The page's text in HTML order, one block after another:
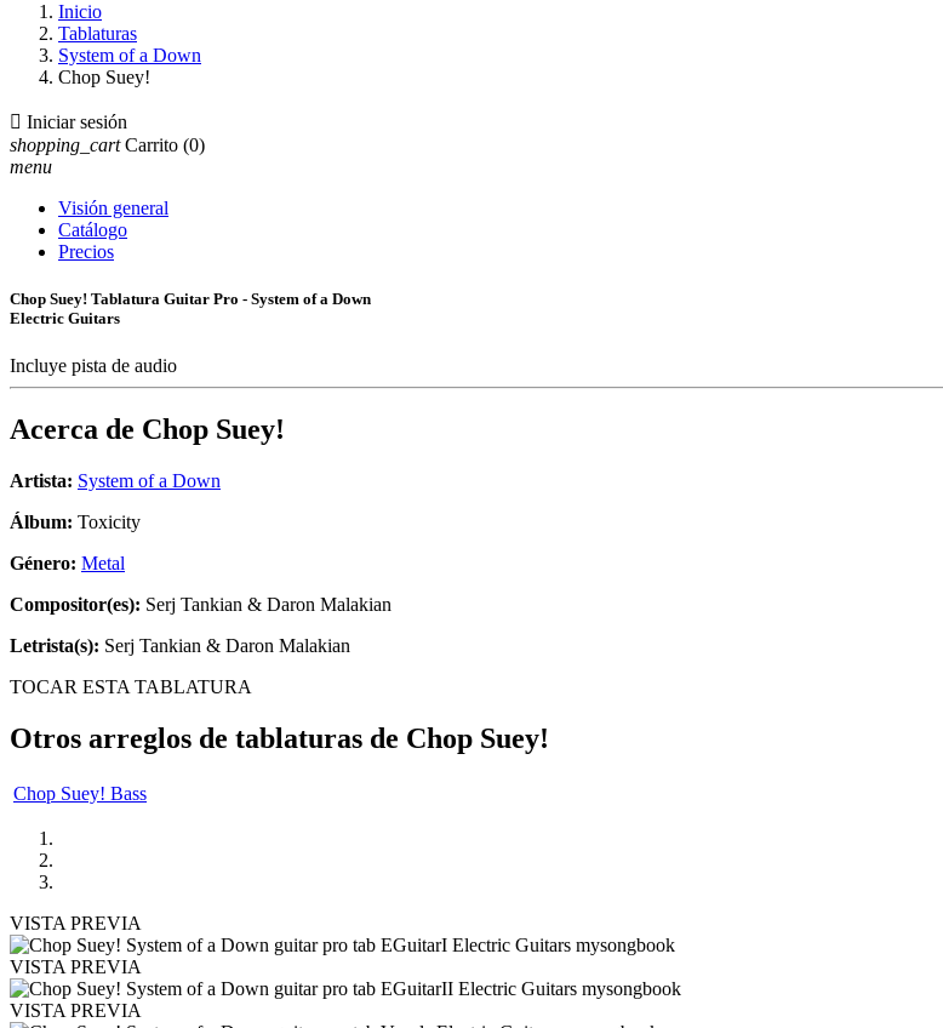
Inicio
Tablaturas
System of a Down
Chop Suey!
 Iniciar sesión
shopping_cart Carrito (0)
menu
Visión general
Catálogo
Precios
Chop Suey! Tablatura Guitar Pro - System of a Down
Electric Guitars
Incluye pista de audio
Acerca de Chop Suey!
Artista: System of a Down
Álbum: Toxicity
Género: Metal
Compositor(es): Serj Tankian & Daron Malakian
Letrista(s): Serj Tankian & Daron Malakian
TOCAR ESTA TABLATURA
Otros arreglos de tablaturas de Chop Suey!
Chop Suey! Bass
VISTA PREVIA
VISTA PREVIA
VISTA PREVIA